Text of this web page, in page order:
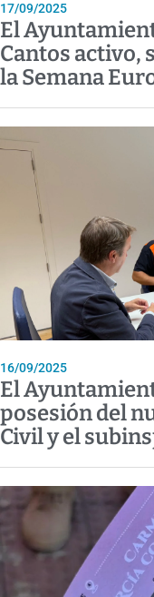
17/09/2025
El
Cantos activo,
la Semana
16/09/2025
El
posesión del
Civil y el